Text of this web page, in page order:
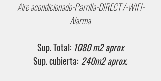
Aire acondicionado-Parrilla-DIRECTV-WIFI-
Alarma
Sup. Total: 1080 m2 aprox
Sup. cubierta: 240m2 aprox.